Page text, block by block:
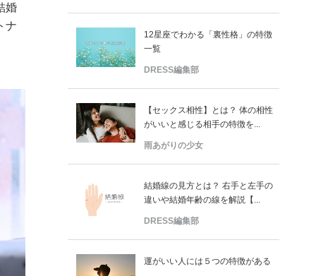
婚
ナ
12星座でわかる「裏性格」の特徴
一覧
DRESS編集部
【セックス相性】とは？ 体の相性
がいいと感じる相手の特徴を...
雨あがりの少女
結婚線の見方とは？ 右手と左手の
違いや結婚年齢の線を解説【...
DRESS編集部
運がいい人には５つの特徴がある